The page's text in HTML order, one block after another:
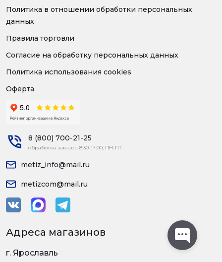
Политика в отношении обработки персональных
данных
Правила торговли
Согласие на обработку персональных данных
Политика использования cookies
Оферта
8 (800) 700-21-25
обработка заказов 8:30-17:00, ПН-ПТ
metiz_info@mail.ru
metizcom@mail.ru
Адреса магазинов
г. Ярославль